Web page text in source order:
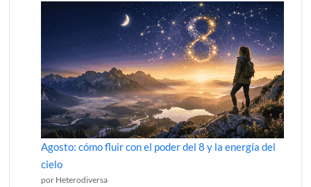
Agosto: cómo fluir con el poder del 8 y la energía del
cielo
por Heterodiversa